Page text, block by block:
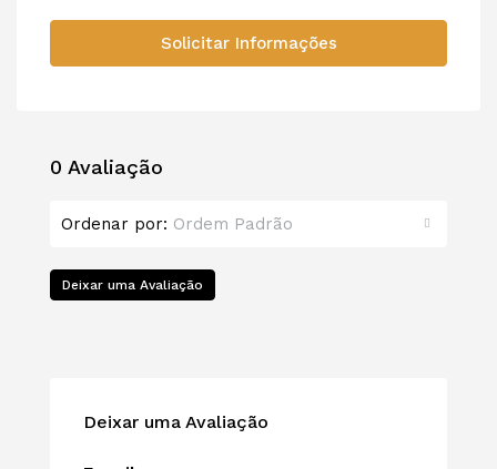
Solicitar Informações
0 Avaliação
Ordenar por: Ordem Padrão
Deixar uma Avaliação
Deixar uma Avaliação